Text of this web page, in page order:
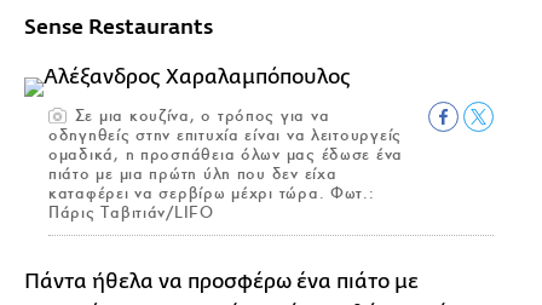
Sense Restaurants
Σε μια κουζίνα, ο τρόπος για να
οδηγηθείς στην επιτυχία είναι να λειτουργείς
ομαδικά, η προσπάθεια όλων μας έδωσε ένα
πιάτο με μια πρώτη ύλη που δεν είχα
καταφέρει να σερβίρω μέχρι τώρα. Φωτ.:
Πάρις Ταβιτιάν/LIFO
Πάντα ήθελα να προσφέρω ένα πιάτο με